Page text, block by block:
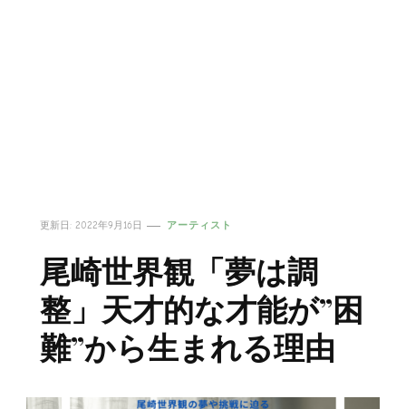
更新日: 2022年9月16日 アーティスト
尾崎世界観「夢は調
整」天才的な才能が”困
難”から生まれる理由